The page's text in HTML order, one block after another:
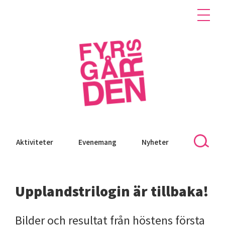
Aktiviteter Evenemang Nyheter
Upplandstrilogin är tillbaka!
Bilder och resultat från höstens första